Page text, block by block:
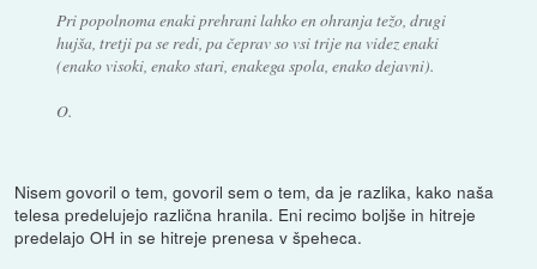
Pri popolnoma enaki prehrani lahko en ohranja težo, drugi
hujša, tretji pa se redi, pa čeprav so vsi trije na videz enaki
(enako visoki, enako stari, enakega spola, enako dejavni).
O.
Nisem govoril o tem, govoril sem o tem, da je razlika, kako naša
telesa predelujejo različna hranila. Eni recimo boljše in hitreje
predelajo OH in se hitreje prenesa v špeheca.